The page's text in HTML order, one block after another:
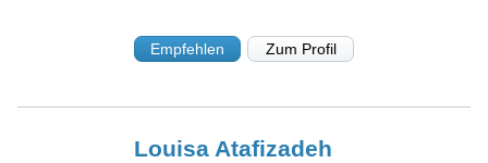
Empfehlen Zum Profil
Louisa Atafizadeh